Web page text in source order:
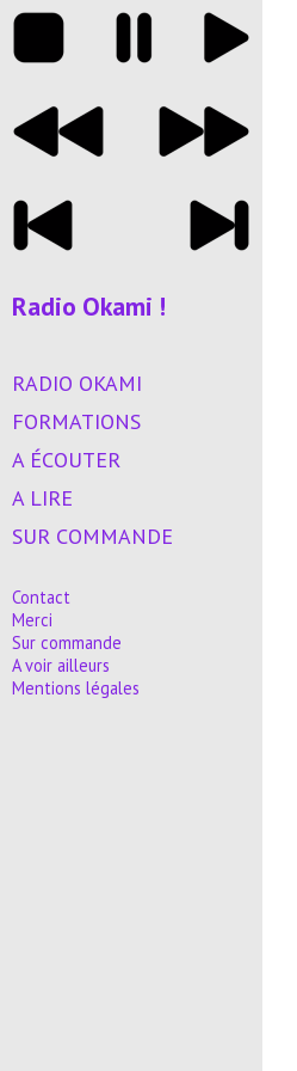
Radio Okami !
RADIO OKAMI
FORMATIONS
A ÉCOUTER
A LIRE
SUR COMMANDE
Contact
Merci
Sur commande
A voir ailleurs
Mentions légales